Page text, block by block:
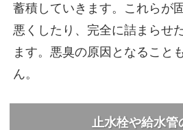
蓄積していきます。これらが
悪くしたり、完全に詰まらせ
ます。悪臭の原因となること
ん。
止水栓や給水管